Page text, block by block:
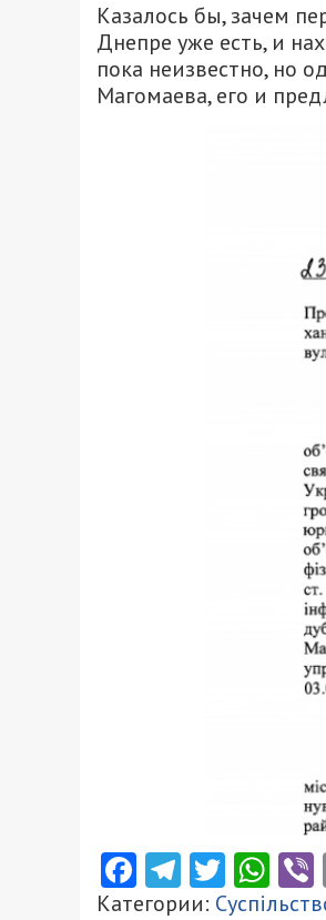
Казалось бы, зачем
Днепре уже есть, и
пока неизвестно, но
Магомаева, его и
Facebook
Telegram
Категории: